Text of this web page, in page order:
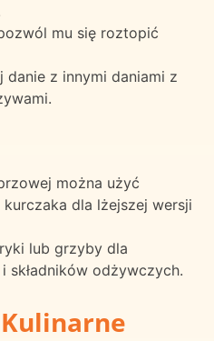
mu się roztopić
danie z innymi daniami z
można użyć
dla lżejszej wersji
lub grzyby dla
składników odżywczych.